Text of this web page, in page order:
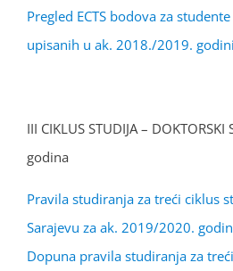
Pregled ECTS bodova za
upisanih u ak. 2018./2019. godini
III CIKLUS STUDIJA –
godina
Pravila studiranja za treći ciklus
Sarajevu za ak. 2019/2020.
Dopuna pravila studiranja za